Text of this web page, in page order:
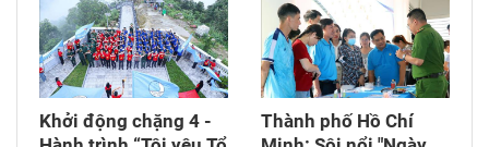
Khởi động chặng 4 -
Thành phố Hồ Chí